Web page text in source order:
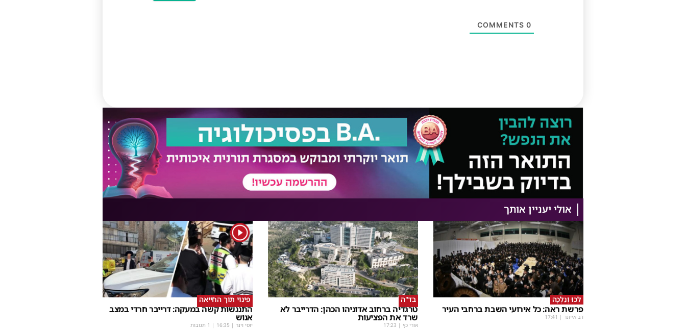
0
אולי יעניין אותך
לְכוּ וְנֵלְכָה
פרשת ראה: כל אירועי השבת ברחבי העיר
דב אייזנר |
17:41
בד"ה
טרגדיה ברחוב אדוניהו הכהן: הדרייבר לא
שרד את הפציעות
אורי כץ |
17:23
1
פינוי תוך החייאה
התנגשות קשה במעקה: דרייבר חרדי במצב
אנוש
יוסי וינר |
16:35 | 1 תגובות